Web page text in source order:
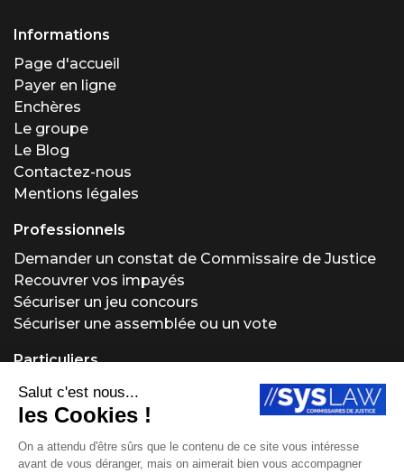
Informations
Page d'accueil
Payer en ligne
Enchères
Le groupe
Le Blog
Contactez-nous
Mentions légales
Professionnels
Demander un constat de Commissaire de Justice
Recouvrer vos impayés
Sécuriser un jeu concours
Sécuriser une assemblée ou un vote
Particuliers
Demander un constat de Commissaire de Justice
Régler un problème locatif
Obtenir un conseil juridique